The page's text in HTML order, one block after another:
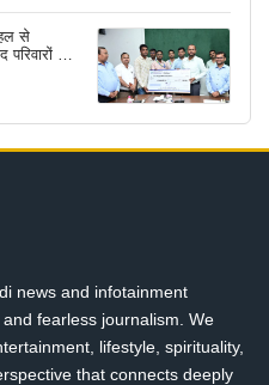
से
का
news and infotainment
fearless journalism. We
lifestyle, spirituality,
that connects deeply